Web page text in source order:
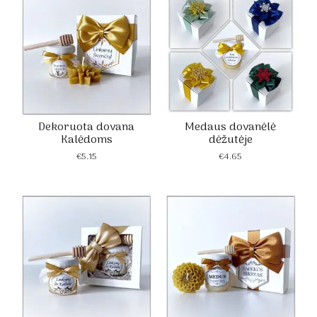
Dekoruota dovana
Kalėdoms
€5.15
Medaus dovanėlė
dėžutėje
€4.65